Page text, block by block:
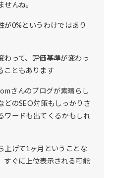
んね。
が0%というわけではあり
わって、評価基準が変わっ
こともあります
さんのブログが素晴らし
どのSEO対策もしっかりさ
ワードも出てくるかもしれ
上げて1ヶ月ということな
すぐに上位表示される可能